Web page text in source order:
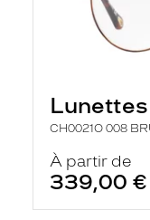
CH0021O 008
À partir de
339,00 €